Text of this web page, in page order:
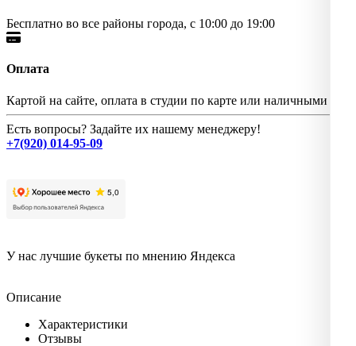
Бесплатно во все районы города, с 10:00 до 19:00
Оплата
Картой на сайте, оплата в студии по карте или наличными
Есть вопросы? Задайте их нашему менеджеру!
+7(920) 014-95-09
У нас лучшие букеты по мнению Яндекса
Описание
Характеристики
Отзывы